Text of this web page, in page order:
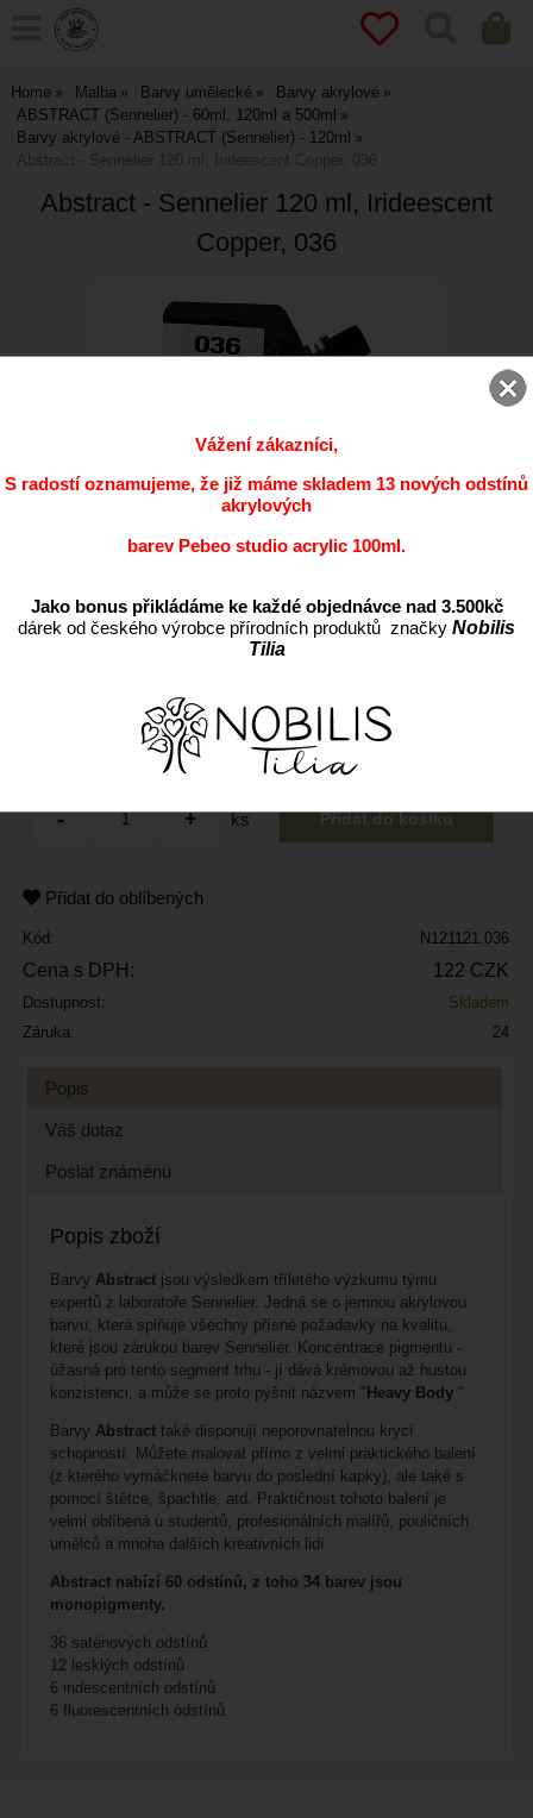
Home Malba Barvy umělecké
Barvy akrylové
ABSTRACT (Sennelier) - 60ml, 120ml a 500ml
Barvy akrylové - ABSTRACT (Sennelier) - 120ml
Abstract - Sennelier 120 ml, Irideescent Copper, 036
Abstract - Sennelier 120 ml, Irideescent
Copper, 036
ks
Přidat do oblíbených
Kód: N121121.036
Cena s DPH: 122 CZK
Dostupnost:
Skladem
Záruka:
24
Popis
Váš dotaz
Poslat známénu
Popis zboží
Barvy Abstractjsou výsledkem tříletého výzkumu týmu
expertů z laboratoře Sennelier. Jedná se o jemnou akrylovou
barvu, která splňuje všechny přísné požadavky na kvalitu,
které jsou zárukou barev Sennelier. Koncentrace pigmentu -
úžasná pro tento segment trhu - jí dává krémovou až hustou
konzistenci, a může se proto pyšnit názvem " Heavy Body".
Barvy Abstracttaké disponují neporovnatelnou krycí
schopností. Můžete malovat přímo z velmi praktického balení
(z kterého vymáčknete barvu do poslední kapky), ale také s
pomocí štětce, špachtle, atd. Praktičnost tohoto balení je
velmi oblíbená u studentů, profesionálních malířů, pouličních
umělců a mnoha dalších kreativních lidí.
Abstract nabízí 60 odstínů, z toho 34 barev jsou
monopigmenty.
36 saténových odstínů
12 lesklých odstínů
6 iridescentních odstínů
6 fluorescentních odstínů
Vážení zákazníci,
S radostí oznamujeme, že již máme skladem 13 nových odstínů
akrylových
barev Pebeo studio acrylic 100ml.
Jako bonus přikládáme ke každé objednávce nad 3.500kč
dárek od českého výrobce přírodních produktů značky Nobilis
Tilia